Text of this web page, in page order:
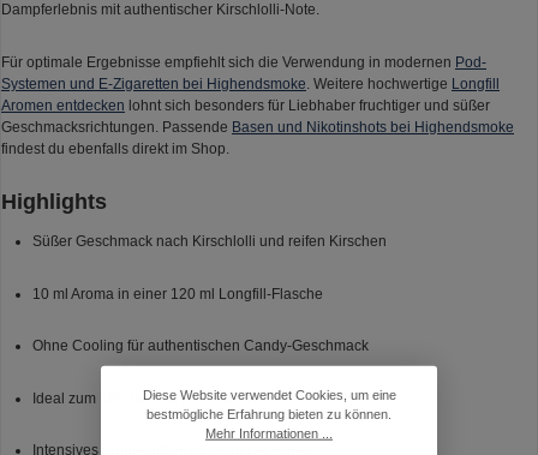
Dampferlebnis mit authentischer Kirschlolli-Note.
Für optimale Ergebnisse empfiehlt sich die Verwendung in modernen Pod-
Systemen und E-Zigaretten bei Highendsmoke . Weitere hochwertige Longfill
Aromen entdecken lohnt sich besonders für Liebhaber fruchtiger und süßer
Geschmacksrichtungen. Passende Basen und Nikotinshots bei Highendsmoke
findest du ebenfalls direkt im Shop.
Highlights
Süßer Geschmack nach Kirschlolli und reifen Kirschen
10 ml Aroma in einer 120 ml Longfill-Flasche
Ohne Cooling für authentischen Candy-Geschmack
Ideal zum Mischen mit Base und Nikotinshots
Intensives Aroma mit ausgewogener Süße
Diese Website verwendet Cookies, um eine
bestmögliche Erfahrung bieten zu können.
Mehr Informationen ...